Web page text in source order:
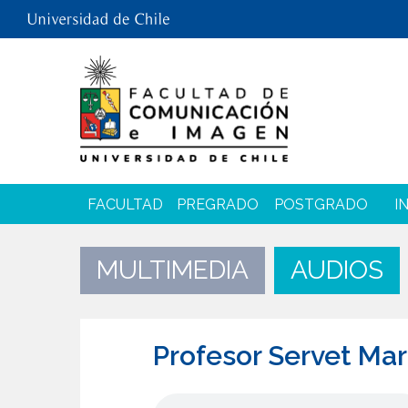
FACULTAD PREGRADO POSTGRADO
MULTIMEDIA AUDIOS
Profesor Servet